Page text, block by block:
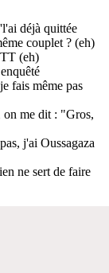
déjà quittée
couplet ? (eh)
(eh)
fais même pas
me dit : "Gros,
j'ai Oussagaza
ne sert de faire